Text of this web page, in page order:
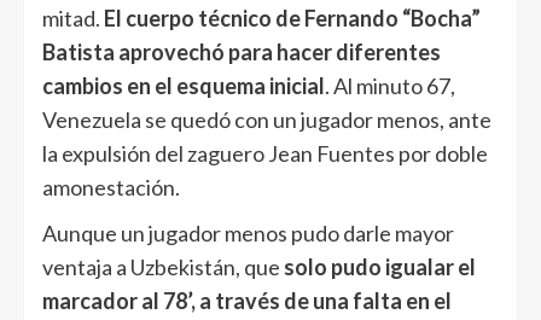
mitad. El cuerpo técnico de Fernando “Bocha”
Batista aprovechó para hacer diferentes
cambios en el esquema inicial. Al minuto 67,
Venezuela se quedó con un jugador menos, ante
la expulsión del zaguero Jean Fuentes por doble
amonestación.
Aunque un jugador menos pudo darle mayor
ventaja a Uzbekistán, que solo pudo igualar el
marcador al 78’, a través de una falta en el